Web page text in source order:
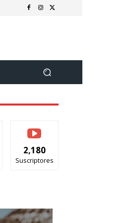
2,180
Suscriptores